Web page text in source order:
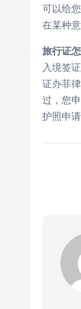
可以给
在某种
旅行证
入境签
证办菲
过，您
护照申